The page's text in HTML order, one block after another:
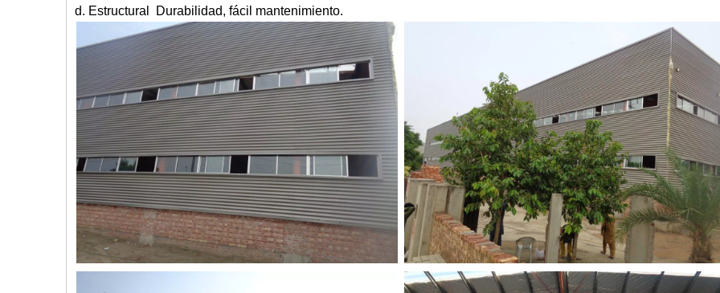
d. Estructural Durabilidad, fácil mantenimiento.